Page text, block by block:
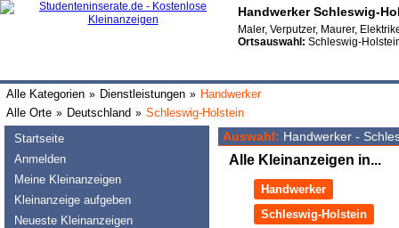
Handwerker Schleswig-
Maler, Verputzer, Maurer,
Ortsauswahl: Schleswig-
Alle Kategorien » Dienstleistungen » Handwerker
Alle Orte » Deutschland » Schleswig-Holstein
Startseite
Anmelden
Meine Kleinanzeigen
Kleinanzeige aufgeben
Neueste Kleinanzeigen
Auswahl: Handwerker -
Alle Kleinanzeigen in...
Handwerker
Schleswig-Holstein